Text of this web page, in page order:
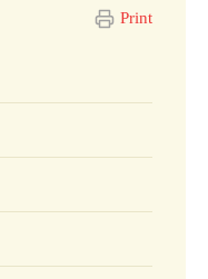
Print